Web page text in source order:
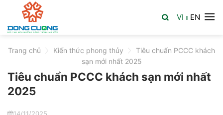
content
VI | EN
Trang chủ > Kiến thức phong thủy >
Tiêu chuẩn PCCC khách
sạn mới nhất 2025
Tiêu chuẩn PCCC khách sạn mới nhất
2025